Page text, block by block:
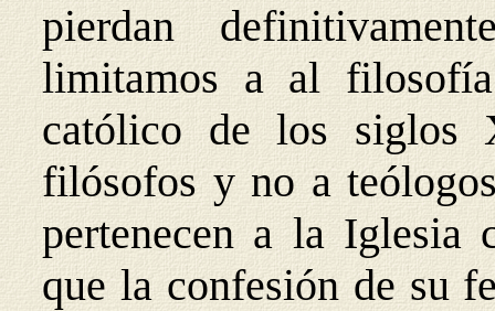
pierdan
limitamos a al
católico de los
filósofos y no a
pertenecen a la Iglesia
que la confesión de su